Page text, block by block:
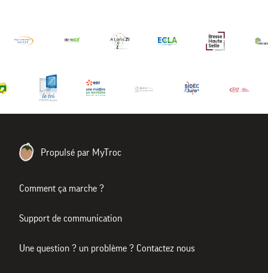
Propulsé par MyTroc
Comment ça marche ?
Support de communication
Une question ? un problème ? Contactez nous